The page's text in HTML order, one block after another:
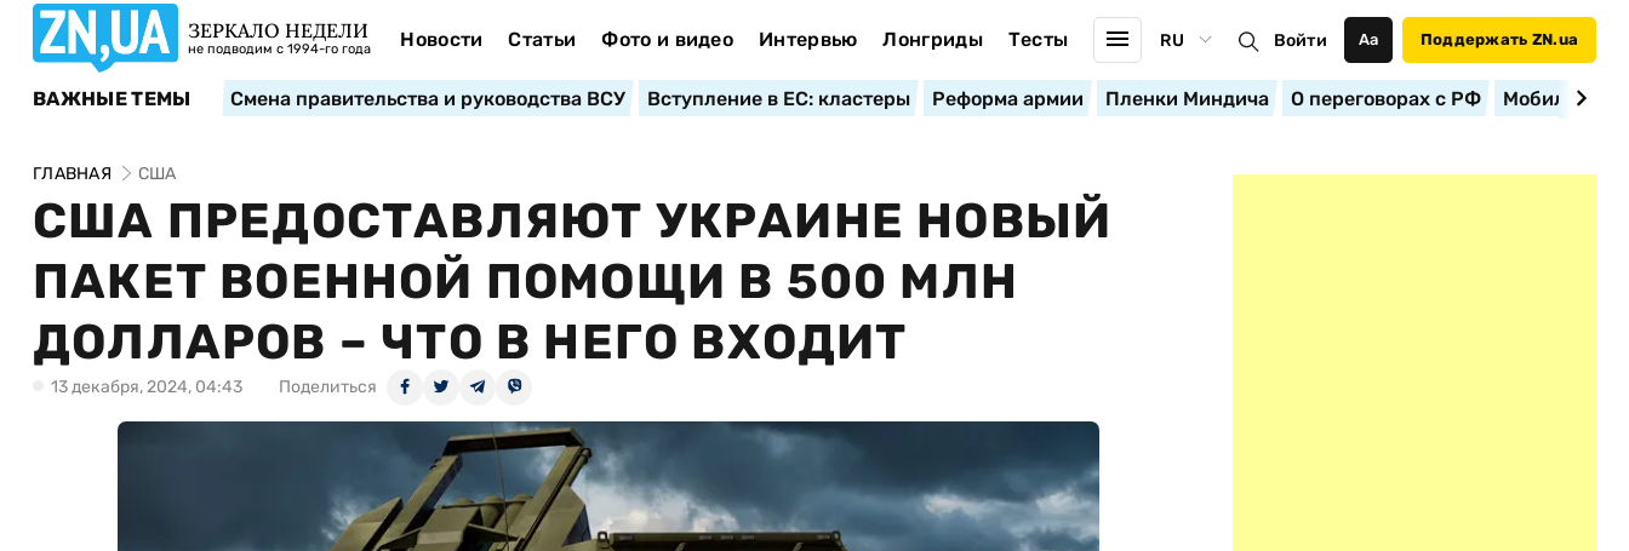
ЗЕРКАЛО НЕДЕЛИ
не подводим с 1994-го года Новости Статьи Фото и видео Интервью Лонгриды Тесты RU Войти Аа Поддержать ZN.ua
ВАЖНЫЕ ТЕМЫ Смена правительства и руководства ВСУ Вступление в ЕС: кластеры Реформа армии Пленки Миндича О переговорах с РФ
ГЛАВНАЯ США
США ПРЕДОСТАВЛЯЮТ УКРАИНЕ НОВЫЙ
ПАКЕТ ВОЕННОЙ ПОМОЩИ В 500 МЛН
ДОЛЛАРОВ – ЧТО В НЕГО ВХОДИТ
13 декабря, 2024, 04:43 Поделиться